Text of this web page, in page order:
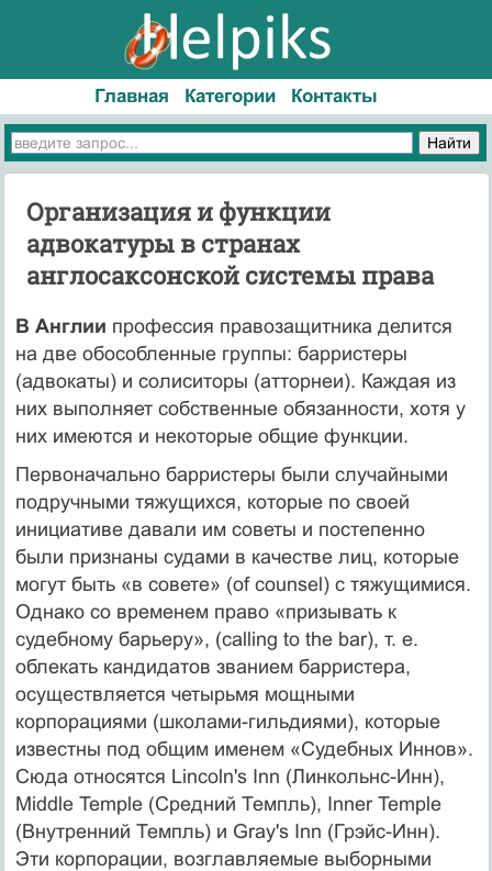
Главная Категории Контакты
Организация и функции
адвокатуры в странах
англосаксонской системы права
В Англии профессия правозащитника делится
на две обособленные группы: барристеры
(адвокаты) и солиситоры (атторнеи). Каждая из
них выполняет собственные обязанности, хотя у
них имеются и некоторые общие функции.
Первоначально барристеры были случайными
подручными тяжущихся, которые по своей
инициативе давали им советы и постепенно
были признаны судами в качестве лиц, которые
могут быть «в совете» (of counsel) с тяжущимися.
Однако со временем право «призывать к
судебному барьеру», (calling to the bar), т. е.
облекать кандидатов званием барристера,
осуществляется четырьмя мощными
корпорациями (школами-гильдиями), которые
известны под общим именем «Судебных Иннов».
Сюда относятся Lincoln's Inn (Линкольнс-Инн),
Middle Temple (Средний Темпль), Inner Temple
(Внутренний Темпль) и Gray's Inn (Грэйс-Инн).
Эти корпорации, возглавляемые выборными